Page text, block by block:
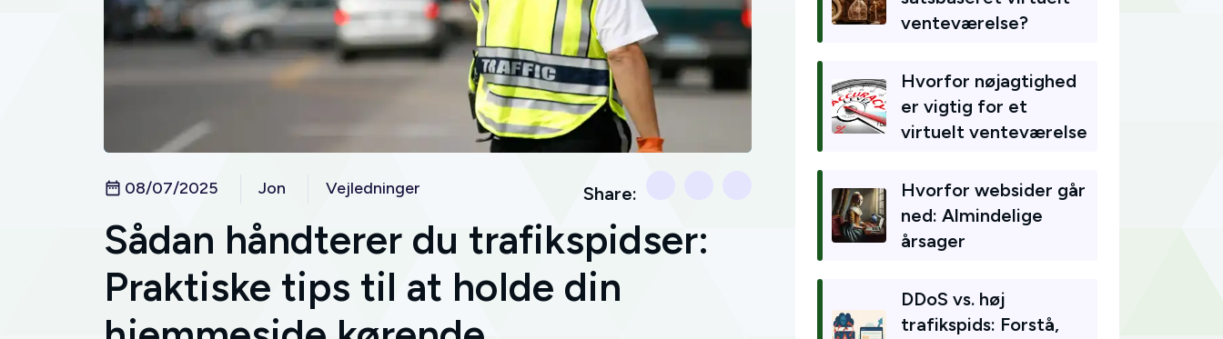
08/07/2025 Jon Vejledninger Share:
Sådan håndterer du trafikspidser:
Praktiske tips til at holde din
venteværelse?
Hvorfor nøjagtighed
er vigtig for et
virtuelt venteværelse
Hvorfor websider går
ned: Almindelige
årsager
DDoS vs. høj
trafikspids: Forstå,